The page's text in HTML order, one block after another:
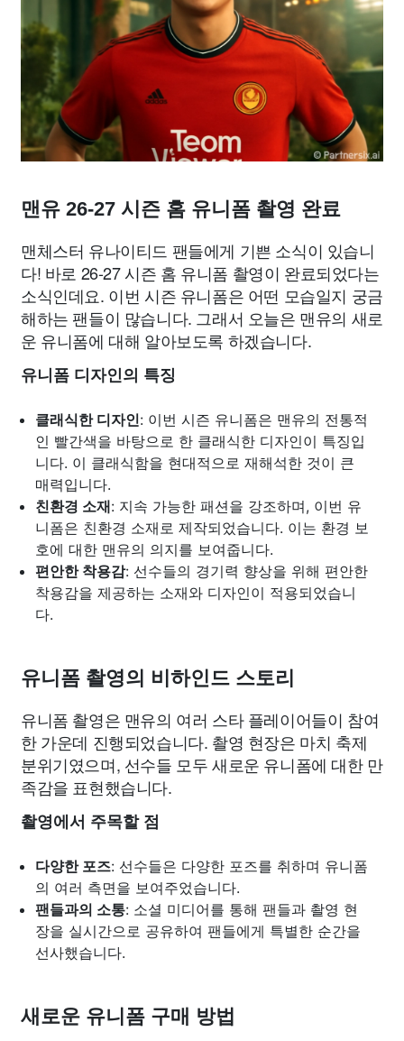
맨유 26-27 시즌 홈 유니폼 촬영 완료
맨체스터 유나이티드 팬들에게 기쁜 소식이 있습니
다! 바로 26-27 시즌 홈 유니폼 촬영이 완료되었다는
소식인데요. 이번 시즌 유니폼은 어떤 모습일지 궁금
해하는 팬들이 많습니다. 그래서 오늘은 맨유의 새로
운 유니폼에 대해 알아보도록 하겠습니다.
유니폼 디자인의 특징
클래식한 디자인: 이번 시즌 유니폼은 맨유의 전통적
인 빨간색을 바탕으로 한 클래식한 디자인이 특징입
니다. 이 클래식함을 현대적으로 재해석한 것이 큰
매력입니다.
친환경 소재: 지속 가능한 패션을 강조하며, 이번 유
니폼은 친환경 소재로 제작되었습니다. 이는 환경 보
호에 대한 맨유의 의지를 보여줍니다.
편안한 착용감: 선수들의 경기력 향상을 위해 편안한
착용감을 제공하는 소재와 디자인이 적용되었습니
다.
유니폼 촬영의 비하인드 스토리
유니폼 촬영은 맨유의 여러 스타 플레이어들이 참여
한 가운데 진행되었습니다. 촬영 현장은 마치 축제
분위기였으며, 선수들 모두 새로운 유니폼에 대한 만
족감을 표현했습니다.
촬영에서 주목할 점
다양한 포즈: 선수들은 다양한 포즈를 취하며 유니폼
의 여러 측면을 보여주었습니다.
팬들과의 소통: 소셜 미디어를 통해 팬들과 촬영 현
장을 실시간으로 공유하여 팬들에게 특별한 순간을
선사했습니다.
새로운 유니폼 구매 방법